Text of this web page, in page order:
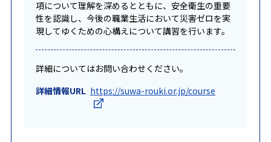
項について理解を深めるとともに、安全衛生の重要
性を認識し、今後の職業生活において災害ゼロを実
現してゆくための心構えについて講習を行います。
詳細についてはお問い合わせください。
詳細情報URL https://suwa-rouki.or.jp/course